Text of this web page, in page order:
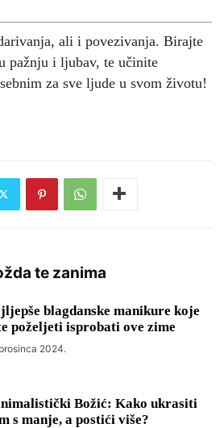
ali i povezivanja. Birajte
pažnju i ljubav, te učinite
za sve ljude u svom životu!
te zanima
blagdanske manikure koje
poželjeti isprobati ove zime
2024.
Božić: Kako ukrasiti
s manje, a postići više?